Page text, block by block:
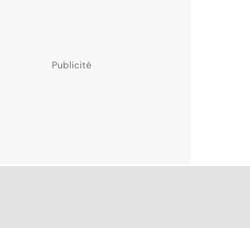
santé